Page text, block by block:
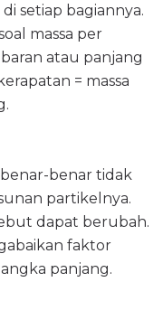
setiap bagiannya.
massa per
atau panjang
= massa
benar tidak
partikelnya.
dapat berubah.
faktor
panjang.